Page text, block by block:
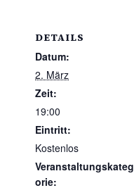
DETAILS
Datum:
2. März
Zeit:
19:00
Eintritt:
Kostenlos
Veranstaltungskateg
orie: